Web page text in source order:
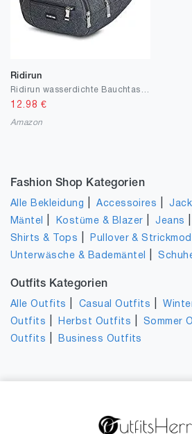
Ridirun
12.98 €
Amazon
Fashion Shop Kategorien
Alle Bekleidung |Accessoires |
Mäntel Kostüme & Blazer |Jeans
Shirts & Tops Pullover &
Unterwäsche & Bademäntel |
Outfits Kategorien
Alle Outfits Casual Outfits |
Outfits
Herbst Outfits Sommer
Outfits
Business Outfits